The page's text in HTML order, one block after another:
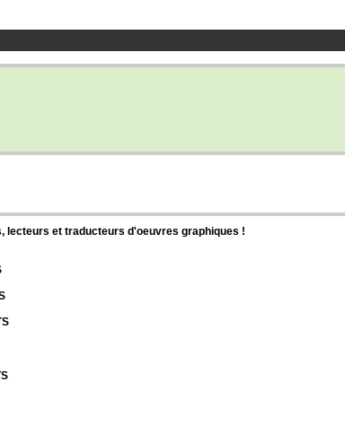
lecteurs et traducteurs d'oeuvres graphiques !